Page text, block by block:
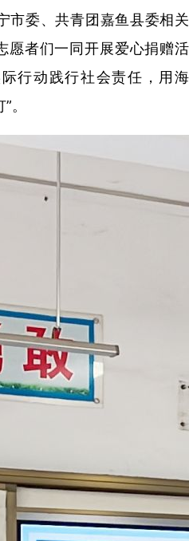
市委、共青团嘉鱼县委相关
愿者们一同开展爱心捐赠活
行动践行社会责任，用海
。